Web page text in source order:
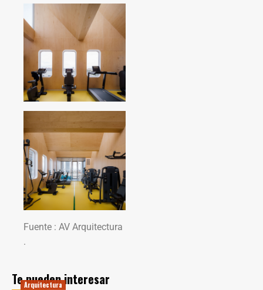
Fuente : AV Arquitectura
.
Te pueden interesar
Arquitectura